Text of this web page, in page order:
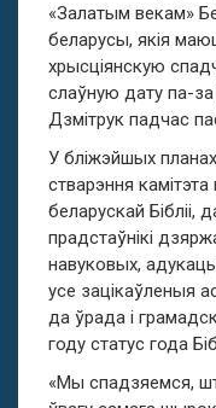
«Залатым векам»
беларусы, якія
хрысціянскую
слаўную дату па-за
Дзмітрук падчас
У бліжэйшых
стварэння
беларускай
прадстаўнікі
навуковых,
усе зацікаўленыя
да ўрада і
году статус года
«Мы спадзяемся,